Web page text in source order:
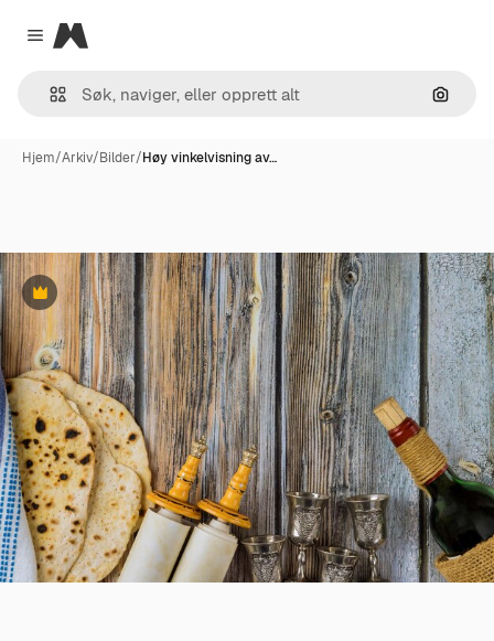
Close menu
Magnific
Søk
Hjem/Arkiv/Bilder/Høy vinkelvisning av…
Premium